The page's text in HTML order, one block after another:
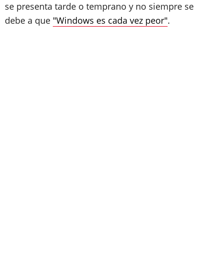
se presenta tarde o temprano y no siempre se
debe a que "Windows es cada vez peor".